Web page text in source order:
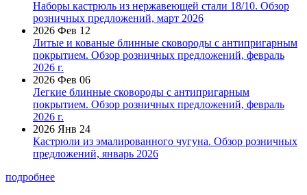
Наборы кастрюль из нержавеющей стали 18/10. Обзор
розничных предложений, март 2026
2026 Фев 12
Литые и кованые блинные сковороды с антипригарным
покрытием. Обзор розничных предложений, февраль
2026 г.
2026 Фев 06
Легкие блинные сковороды с антипригарным
покрытием. Обзор розничных предложений, февраль
2026 г.
2026 Янв 24
Кастрюли из эмалированного чугуна. Обзор розничных
предложений, январь 2026
подробнее